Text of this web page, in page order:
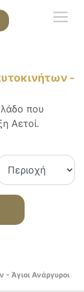
-
που
Αετοί.
- Άγιοι Ανάργυροι